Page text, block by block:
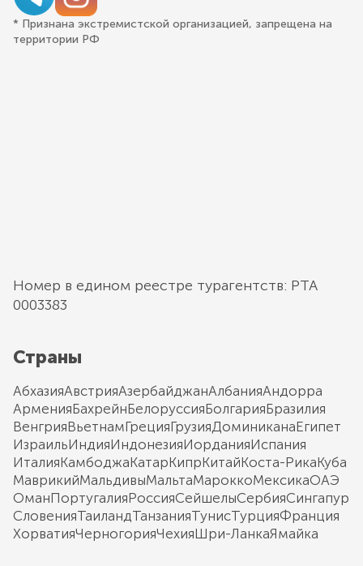
* Признана экстремистской организацией, запрещена на
территории РФ
Номер в едином реестре турагентств: РТА
0003383
Страны
АбхазияАвстрияАзербайджанАлбанияАндорра
АрменияБахрейнБелоруссияБолгарияБразилия
ВенгрияВьетнамГрецияГрузияДоминиканаЕгипет
ИзраильИндияИндонезияИорданияИспания
ИталияКамбоджаКатарКипрКитайКоста-РикаКуба
МаврикийМальдивыМальтаМароккоМексикаОАЭ
ОманПортугалияРоссияСейшелыСербияСингапур
СловенияТаиландТанзанияТунисТурцияФранция
ХорватияЧерногорияЧехияШри-ЛанкаЯмайка